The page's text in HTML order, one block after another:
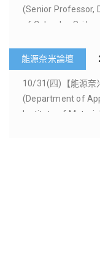
University
School of
能源
04/
能源
03/